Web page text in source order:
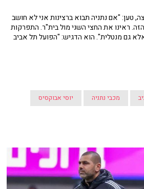
טען: "אם נתניה תבוא ברצינות אני לא חושב
ראינו את החצי השני מול בית"ר. התפרקות
גם מנטלית". הוא הדגיש: "הפועל תל אביב
מכבי נתניה
יוסי אבוקסיס